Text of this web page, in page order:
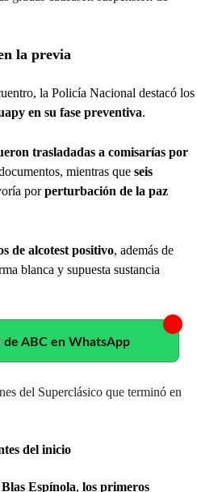
la previa
la Policía Nacional destacó los
en su fase preventiva.
trasladadas a comisarías por
mientras que seis
porperturbación de la paz
de alcotest positivo, además de
blanca y supuesta sustancia
de ABC en WhatsApp
del Superclásico que terminó en
del inicio
Blas Espínola, los primeros